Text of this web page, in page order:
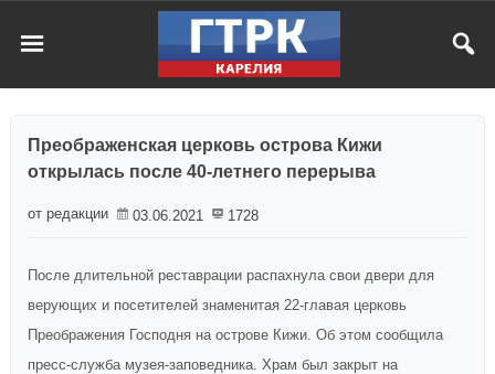
Преображенская церковь острова Кижи
открылась после 40-летнего перерыва
от редакции 03.06.2021 1728
После длительной реставрации распахнула свои двери для
верующих и посетителей знаменитая 22-главая церковь
Преображения Господня на острове Кижи. Об этом сообщила
пресс-служба музея-заповедника. Храм был закрыт на